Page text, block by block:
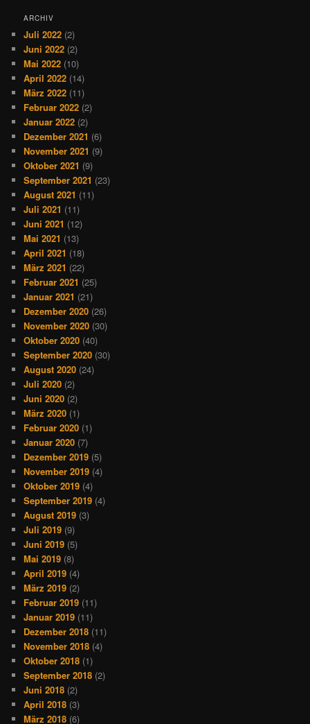
ARCHIV
Juli 2022 (2)
Juni 2022 (2)
Mai 2022 (10)
April 2022 (14)
März 2022 (11)
Februar 2022 (2)
Januar 2022 (2)
Dezember 2021 (6)
November 2021 (9)
Oktober 2021 (9)
September 2021 (23)
August 2021 (11)
Juli 2021 (11)
Juni 2021 (12)
Mai 2021 (13)
April 2021 (18)
März 2021 (22)
Februar 2021 (25)
Januar 2021 (21)
Dezember 2020 (26)
November 2020 (30)
Oktober 2020 (40)
September 2020 (30)
August 2020 (24)
Juli 2020 (2)
Juni 2020 (2)
März 2020 (1)
Februar 2020 (1)
Januar 2020 (7)
Dezember 2019 (5)
November 2019 (4)
Oktober 2019 (4)
September 2019 (4)
August 2019 (3)
Juli 2019 (9)
Juni 2019 (5)
Mai 2019 (8)
April 2019 (4)
März 2019 (2)
Februar 2019 (11)
Januar 2019 (11)
Dezember 2018 (11)
November 2018 (4)
Oktober 2018 (1)
September 2018 (2)
Juni 2018 (2)
April 2018 (3)
März 2018 (6)